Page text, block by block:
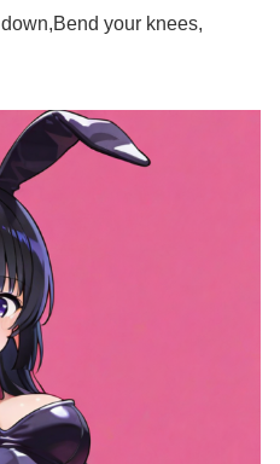
your knees,